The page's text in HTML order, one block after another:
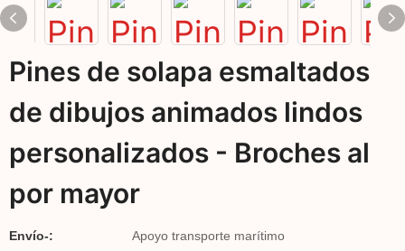
Pines de solapa esmaltados
de dibujos animados lindos
personalizados - Broches al
por mayor
Envío-: Apoyo transporte marítimo